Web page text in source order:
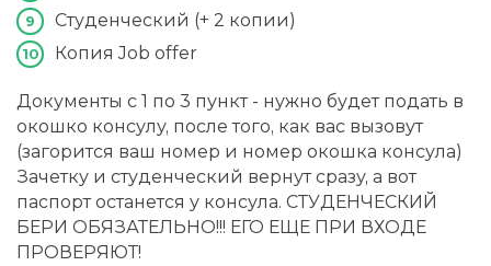
Студенческий (+ 2 копии)
Копия Job offer
Документы с 1 по 3 пункт - нужно будет подать в
окошко консулу, после того, как вас вызовут
(загорится ваш номер и номер окошка консула)
Зачетку и студенческий вернут сразу, а вот
паспорт останется у консула. СТУДЕНЧЕСКИЙ
БЕРИ ОБЯЗАТЕЛЬНО!!! ЕГО ЕЩЕ ПРИ ВХОДЕ
ПРОВЕРЯЮТ!